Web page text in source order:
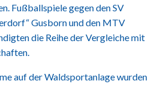
Fußballspiele gegen den SV
Gusborn und den MTV
die Reihe der Vergleiche mit
auf der Waldsportanlage wurden